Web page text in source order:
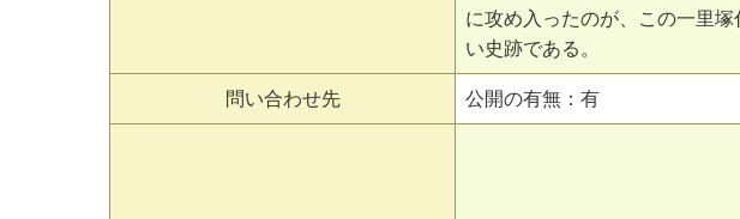
に攻め入ったのが、この一里
い史跡である。
問い合わせ先 公開の有無：有